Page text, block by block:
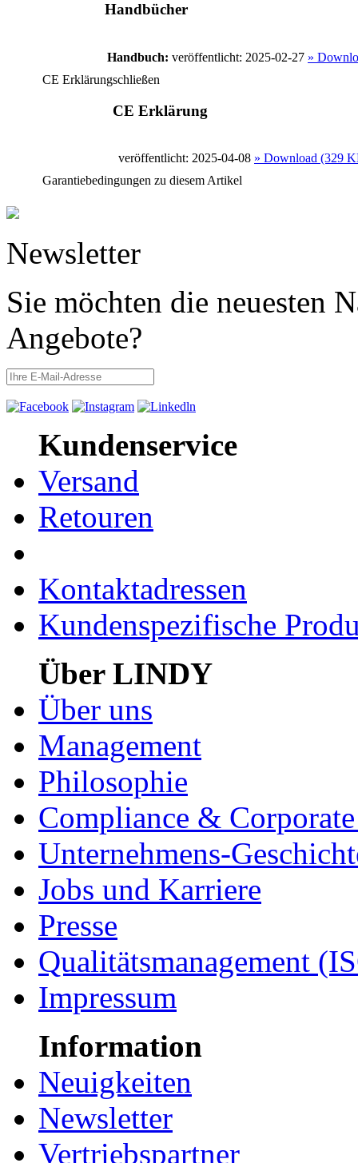
Handbücher
Handbuch: veröffentlicht: 2025-02-27 »
CE Erklärungschließen
CE Erklärung
veröffentlicht: 2025-04-08 » Download (329
Garantiebedingungen zu diesem Artikel
Newsletter
Sie möchten die neuesten
Angebote?
Kundenservice
Versand
Retouren
Kontaktadressen
Kundenspezifische
Über LINDY
Über uns
Management
Philosophie
Compliance &
Unternehmens-
Jobs und Karriere
Presse
Qualitätsmanagement
Impressum
Information
Neuigkeiten
Newsletter
Vertriebspartner